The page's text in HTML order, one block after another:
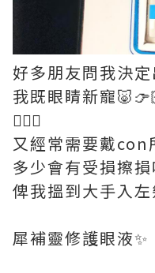
好多朋友問我決
我既眼睛新寵
🤦🏻‍♀️
又經常需要戴con
多少會有受損擦損
俾我搵到大手入
犀補靈修護眼液✨